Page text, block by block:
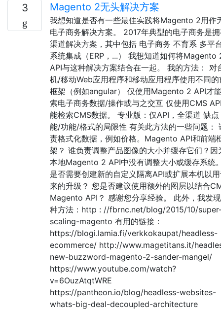
3 Magento 2无头解决方案
我想知道是否有一些最佳实践将Magento 2用作
电子商务解决方案。 2017年典型的电子商务是
渠道解决方案，其中包括 电子商务 不育系 多平
系统集成（ERP，...） 我想知道如何将Magento
API与这种解决方案结合在一起。 我的方法： 对
机/移动Web应用程序和移动应用程序使用不同的
框架（例如angular） 仅使用Magento 2 API才
索电子商务数据/操作或与之交互 仅使用CMS
能检索CMS数据。 专业版：仅API，全渠道 缺点
能/功能/格式的局限性 有关此方法的一些问题：
责格式化数据，例如价格。Magento API和前端
架？ 谁负责调整产品图像的大小并缓存它们？因
本地Magento 2 API中没有调整大小或缓存系统
是否需要创建新的自定义隔离API或扩展本机以
来的升级？ 您是否建议使用额外的图层以结合
Magento API？ 感谢您分享经验。 此外，我发
种方法：http : //fbrnc.net/blog/2015/10/
scaling-magento 有用的链接：
https://blogi.lamia.fi/verkkokaupat/headless-
ecommerce/ http://www.magetitans.it/
new-buzzword-magento-2-sander-mangel/
https://www.youtube.com/watch?
v=6OuzAtqtWRE
https://pantheon.io/blog/headless-websites-
whats-big-deal-decoupled-architecture